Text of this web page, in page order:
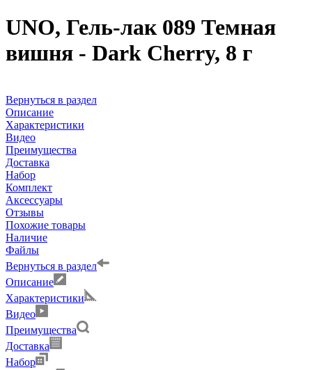
UNO, Гель-лак 089 Темная
вишня - Dark Cherry, 8 г
Вернуться в раздел
Описание
Характеристики
Видео
Преимущества
Доставка
Набор
Комплект
Аксессуары
Отзывы
Похожие товары
Наличие
Файлы
Вернуться в раздел
Описание
Характеристики
Видео
Преимущества
Доставка
Набор